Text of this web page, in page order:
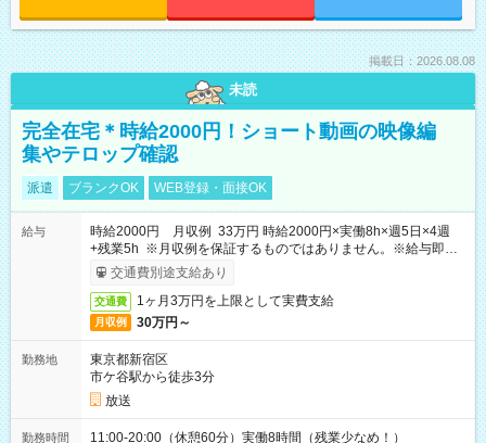
掲載日：2026.08.08
未読
完全在宅＊時給2000円！ショート動画の映像編
集やテロップ確認
派遣 ブランクOK WEB登録・面接OK
給与
時給2000円 月収例 33万円 時給2000円×実働8h×週5日×4週
+残業5h ※月収例を保証するものではありません。※給与即受
取りサービス利用可（利用条件有）
交通費別途支給あり
交通費 1ヶ月3万円を上限として実費支給
月収例 30万円～
勤務地
東京都新宿区
市ケ谷駅から徒歩3分
放送
勤務時間 11:00-20:00（休憩60分）実働8時間（残業少なめ！）